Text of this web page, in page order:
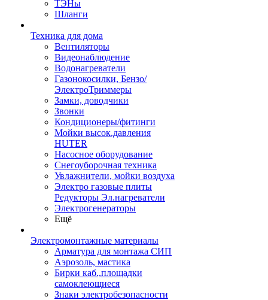
ТЭНы
Шланги
Техника для дома
Вентиляторы
Видеонаблюдение
Водонагреватели
Газонокосилки, Бензо/
ЭлектроТриммеры
Замки, доводчики
Звонки
Кондиционеры/фитинги
Мойки высок.давления
HUTER
Насосное оборудование
Снегоуборочная техника
Увлажнители, мойки воздуха
Электро газовые плиты
Редукторы Эл.нагреватели
Электрогенераторы
Ещё
Электромонтажные материалы
Арматура для монтажа СИП
Аэрозоль, мастика
Бирки каб.,площадки
самоклеющиеся
Знаки электробезопасности